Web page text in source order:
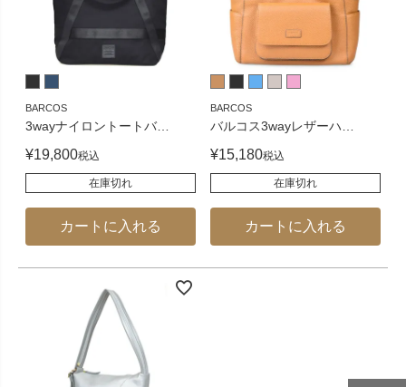
BARCOS
3wayナイロントートバ…
¥19,800税込
在庫切れ
カートに入れる
BARCOS
バルコス3wayレザーハ
¥15,180税込
在庫切れ
カートに入れる